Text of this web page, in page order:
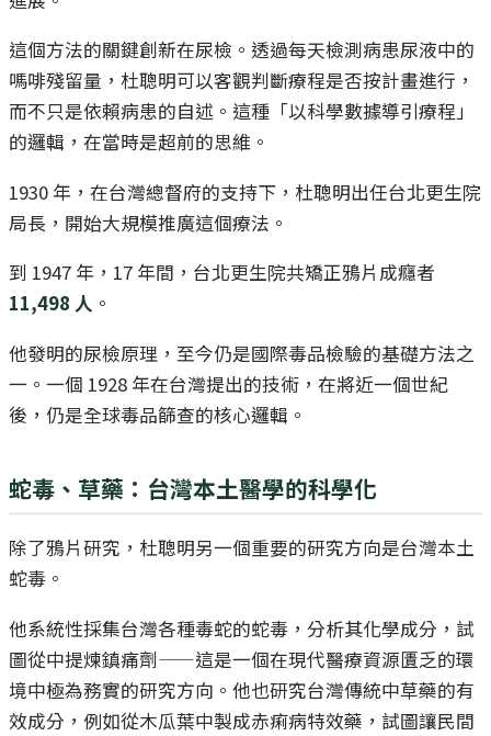
這個方法的關鍵創新在尿檢。透過每天檢測病患尿液中的
嗎啡殘留量，杜聰明可以客觀判斷療程是否按計畫進行，
而不只是依賴病患的自述。這種「以科學數據導引療程」
的邏輯，在當時是超前的思維。
1930 年，在台灣總督府的支持下，杜聰明出任台北更生院
局長，開始大規模推廣這個療法。
到 1947 年，17 年間，台北更生院共矯正鴉片成癮者
11,498 人 。
他發明的尿檢原理，至今仍是國際毒品檢驗的基礎方法之
一。一個 1928 年在台灣提出的技術，在將近一個世紀
後，仍是全球毒品篩查的核心邏輯。
蛇毒、草藥：台灣本土醫學的科學化
除了鴉片研究，杜聰明另一個重要的研究方向是台灣本土
蛇毒。
他系統性採集台灣各種毒蛇的蛇毒，分析其化學成分，試
圖從中提煉鎮痛劑——這是一個在現代醫療資源匱乏的環
境中極為務實的研究方向。他也研究台灣傳統中草藥的有
效成分，例如從木瓜葉中製成赤痢病特效藥，試圖讓民間